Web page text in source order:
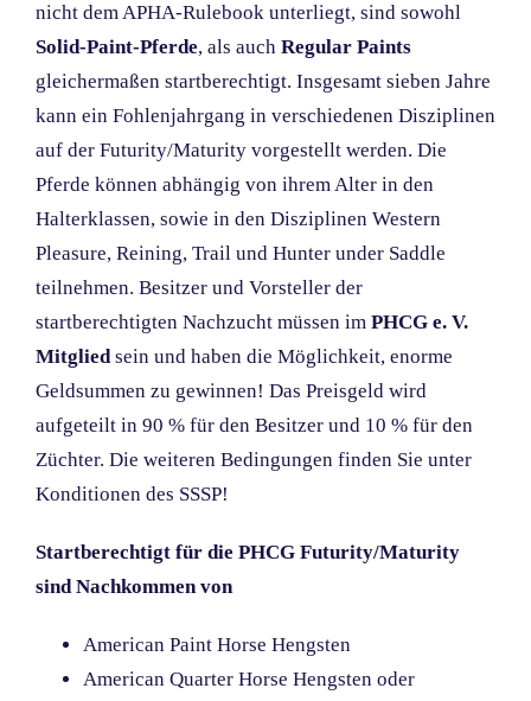
nicht dem APHA-Rulebook unterliegt, sind sowohl
Solid-Paint-Pferde, als auch Regular Paints
gleichermaßen startberechtigt. Insgesamt sieben Jahre
kann ein Fohlenjahrgang in verschiedenen Disziplinen
auf der Futurity/Maturity vorgestellt werden. Die
Pferde können abhängig von ihrem Alter in den
Halterklassen, sowie in den Disziplinen Western
Pleasure, Reining, Trail und Hunter under Saddle
teilnehmen. Besitzer und Vorsteller der
startberechtigten Nachzucht müssen im PHCG e. V.
Mitgliedsein und haben die Möglichkeit, enorme
Geldsummen zu gewinnen! Das Preisgeld wird
aufgeteilt in 90 % für den Besitzer und 10 % für den
Züchter. Die weiteren Bedingungen finden Sie unter
Konditionen des SSSP!
Startberechtigt für die PHCG Futurity/Maturity
sind Nachkommen von
American Paint Horse Hengsten
American Quarter Horse Hengsten oder